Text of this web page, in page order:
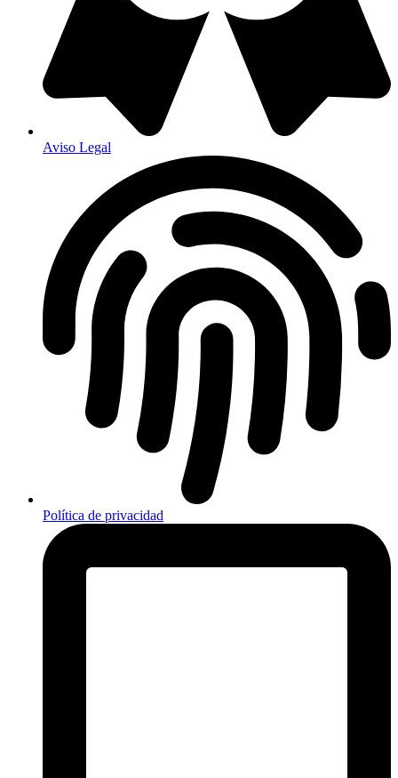
Aviso Legal
Política de privacidad